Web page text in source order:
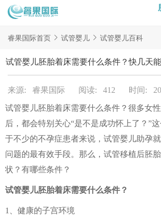
首页
试管项目
试管百科
试管医院
睿果国际
睿果国际首页 试管婴儿 试管婴儿百科
试管婴儿胚胎着床需要什么条件？快几天
来源: 睿果国际 阅读: 412 时间:
试管婴儿胚胎着床需要什么条件？很多女
后，都会特别关心“是不是成功怀上了？”
于不少的不孕症患者来说，试管婴儿助孕
问题的最有效手段。那么，试管移植后胚
状？有哪些条件？
试管婴儿胚胎着床需要什么条件？
1、健康的子宫环境